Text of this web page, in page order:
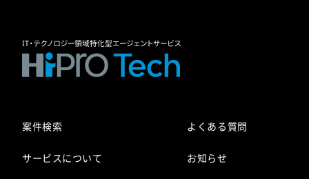
案件検索
サービスについて
よくある質問
お知らせ